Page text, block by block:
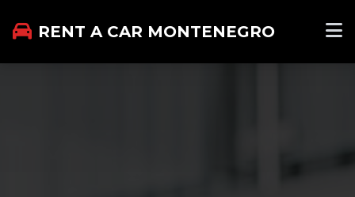
RENT A CAR MONTENEGRO